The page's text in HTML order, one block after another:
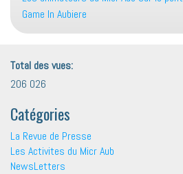
Game In Aubiere
Total des vues:
206 026
Catégories
La Revue de Presse
Les Activites du Micr Aub
NewsLetters